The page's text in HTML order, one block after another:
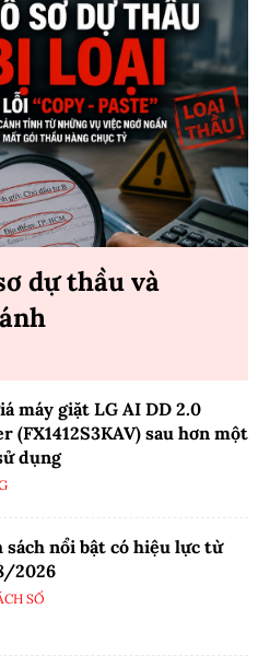
dự thầu và
máy giặt LG AI DD 2.0
(FX1412S3KAV) sau hơn một
dụng
sách nổi bật có hiệu lực từ
2026
SỐ